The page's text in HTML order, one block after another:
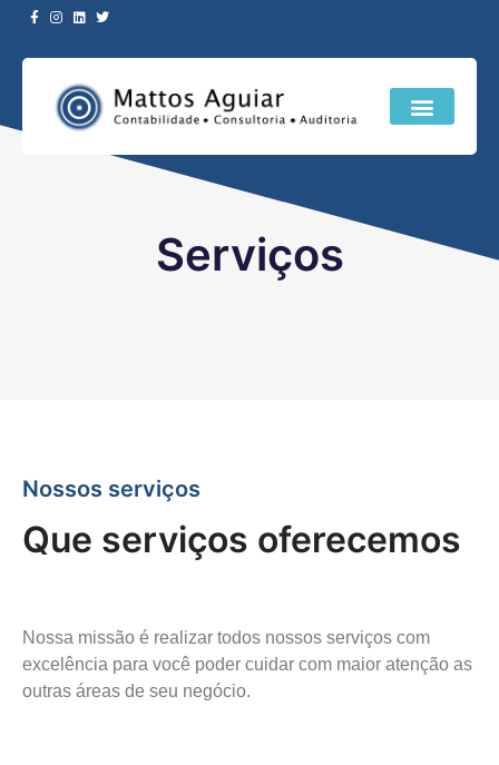
Serviços
Serviços
Nossos serviços
Que serviços oferecemos
Nossa missão é realizar todos nossos serviços com
excelência para você poder cuidar com maior atenção as
outras áreas de seu negócio.